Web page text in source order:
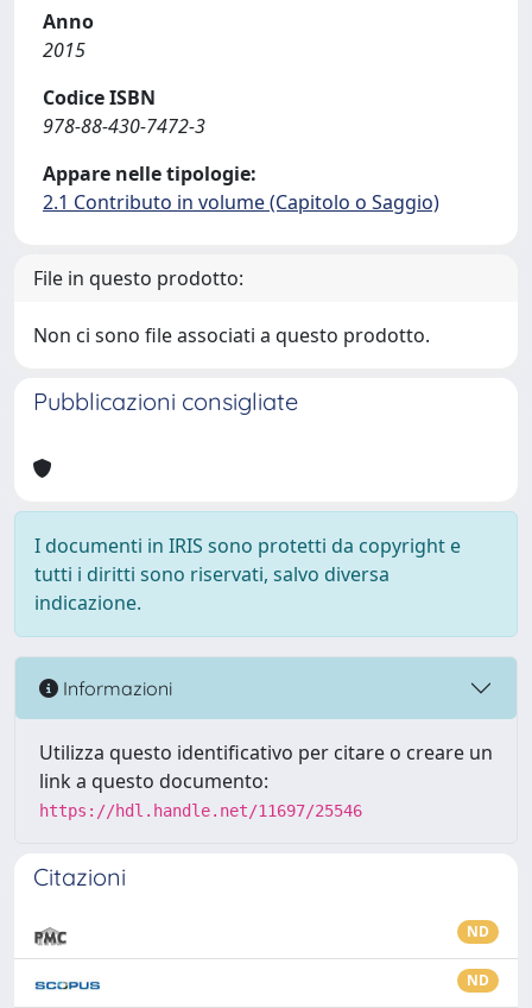
Anno
2015
Codice ISBN
978-88-430-7472-3
Appare nelle tipologie:
2.1 Contributo in volume (Capitolo o Saggio)
File in questo prodotto:
Non ci sono file associati a questo prodotto.
Pubblicazioni consigliate
I documenti in IRIS sono protetti da copyright e
tutti i diritti sono riservati, salvo diversa
indicazione.
Informazioni
Utilizza questo identificativo per citare o creare un
link a questo documento:
https://hdl.handle.net/11697/25546
Citazioni
ND
ND